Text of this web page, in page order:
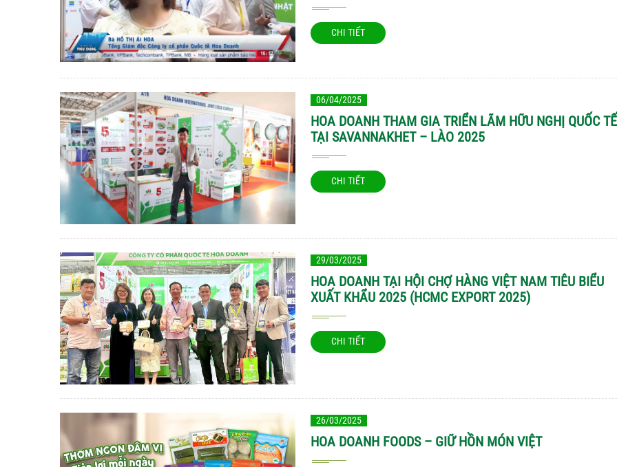
CHI TIẾT
06/04/2025
HOA DOANH THAM GIA TRIỂN LÃM HỮU NGHỊ QUỐC TẾ
TẠI SAVANNAKHET – LÀO 2025
CHI TIẾT
29/03/2025
HOA DOANH TẠI HỘI CHỢ HÀNG VIỆT NAM TIÊU BIỂU
XUẤT KHẨU 2025 (HCMC EXPORT 2025)
CHI TIẾT
26/03/2025
HOA DOANH FOODS – GIỮ HỒN MÓN VIỆT